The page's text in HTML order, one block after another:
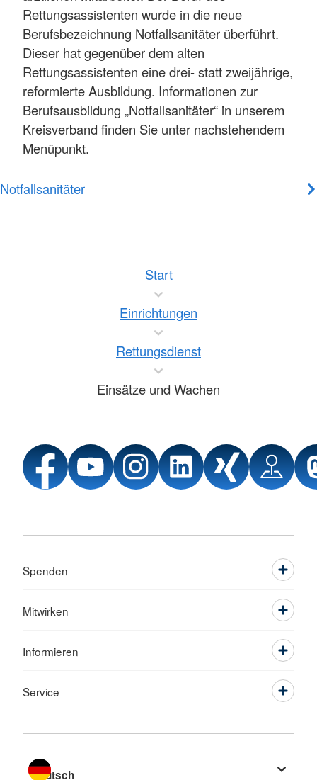
Rettungsassistenten wurde in die neue
Berufsbezeichnung Notfallsanitäter überführt.
Dieser hat gegenüber dem alten
Rettungsassistenten eine drei- statt zweijährige,
reformierte Ausbildung. Informationen zur
Berufsausbildung „Notfallsanitäter“ in unserem
Kreisverband finden Sie unter nachstehendem
Menüpunkt.
Notfallsanitäter
Start
Einrichtungen
Rettungsdienst
Einsätze und Wachen
Spenden
Mitwirken
Informieren
Service
Sprache wechseln zu